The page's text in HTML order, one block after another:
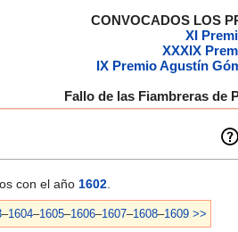
CONVOCADOS LOS
XI
XXXIX
IX Premio Agustín
Fallo de las Fiambreras de
con el año 1602.
–1604–1605–1606–1607–1608–1609 >>